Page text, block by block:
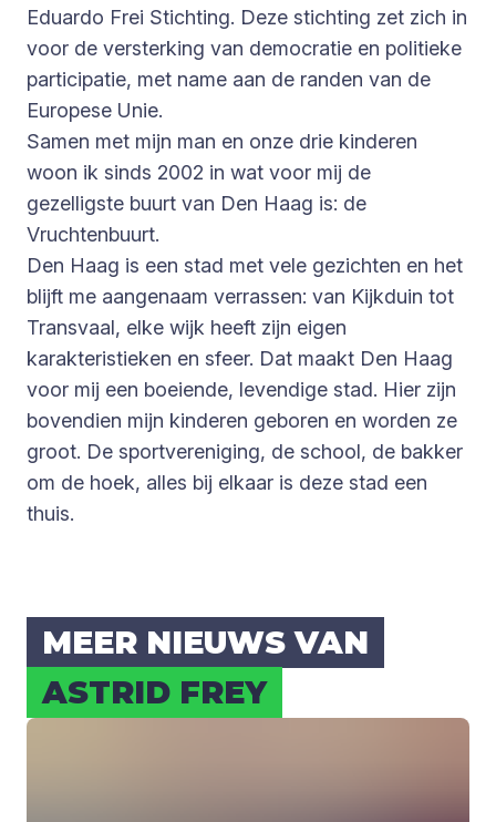
Eduardo Frei Stichting. Deze stichting zet zich in
voor de versterking van democratie en politieke
participatie, met name aan de randen van de
Europese Unie.
Samen met mijn man en onze drie kinderen
woon ik sinds 2002 in wat voor mij de
gezelligste buurt van Den Haag is: de
Vruchtenbuurt.
Den Haag is een stad met vele gezichten en het
blijft me aangenaam verrassen: van Kijkduin tot
Transvaal, elke wijk heeft zijn eigen
karakteristieken en sfeer. Dat maakt Den Haag
voor mij een boeiende, levendige stad. Hier zijn
bovendien mijn kinderen geboren en worden ze
groot. De sportvereniging, de school, de bakker
om de hoek, alles bij elkaar is deze stad een
thuis.
MEER NIEUWS VAN
ASTRID FREY